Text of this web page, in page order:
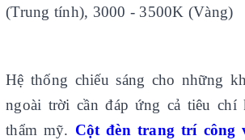
(Trung tính), 3000 - 3500K (Vàng)
Hệ thống chiếu sáng cho những
ngoài trời cần đáp ứng cả tiêu
thẩm mỹ. Cột đèn trang trí công